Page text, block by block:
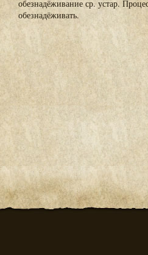
обезнадёживание ср. устар.
обезнадёживать.